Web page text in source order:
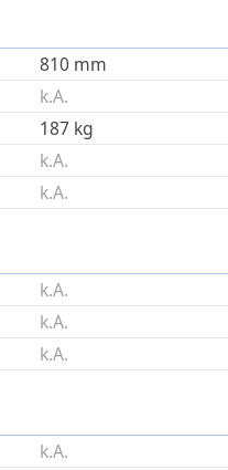
810 mm
k.A.
187 kg
k.A.
k.A.
k.A.
k.A.
k.A.
k.A.